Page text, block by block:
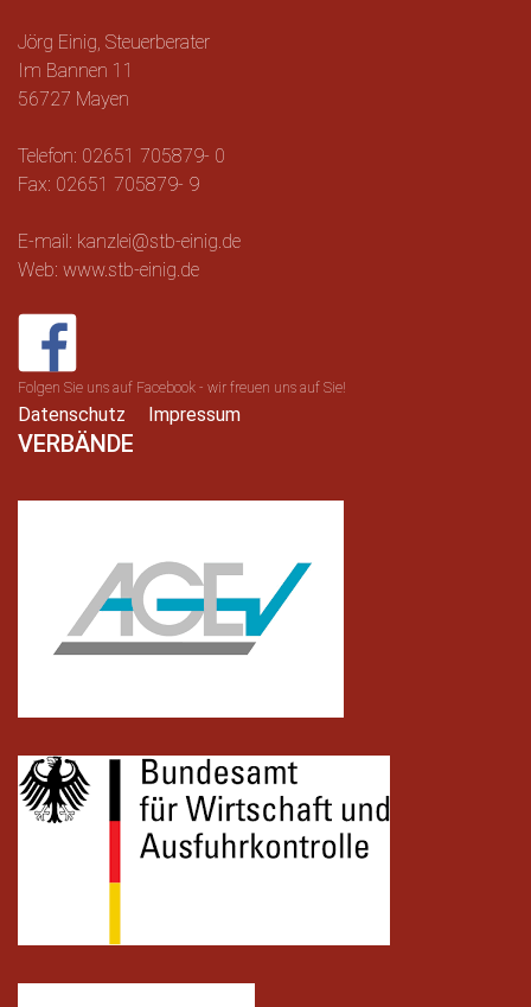
Jörg Einig, Steuerberater
Im Bannen 11
56727 Mayen
Telefon: 02651 705879- 0
Fax: 02651 705879- 9
E-mail: kanzlei@stb-einig.de
Web: www.stb-einig.de
Folgen Sie uns auf Facebook - wir freuen uns auf Sie!
Datenschutz Impressum
VERBÄNDE